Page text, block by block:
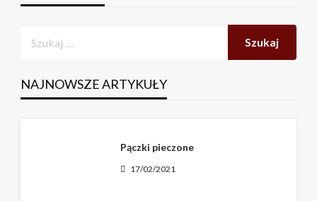
NAJNOWSZE ARTYKUŁY
Pączki pieczone
17/02/2021